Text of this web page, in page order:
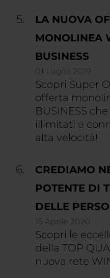
LA NUOVA
MONOLINEA
BUSINESS
01 Luglio 2019
Scopri Super
offerta
BUSINESS
illimitati e
alta velocità!
CREDIAMO
POTENTE DI
DELLE
15 Aprile 2020
Scopri le
della TOP
nuova rete